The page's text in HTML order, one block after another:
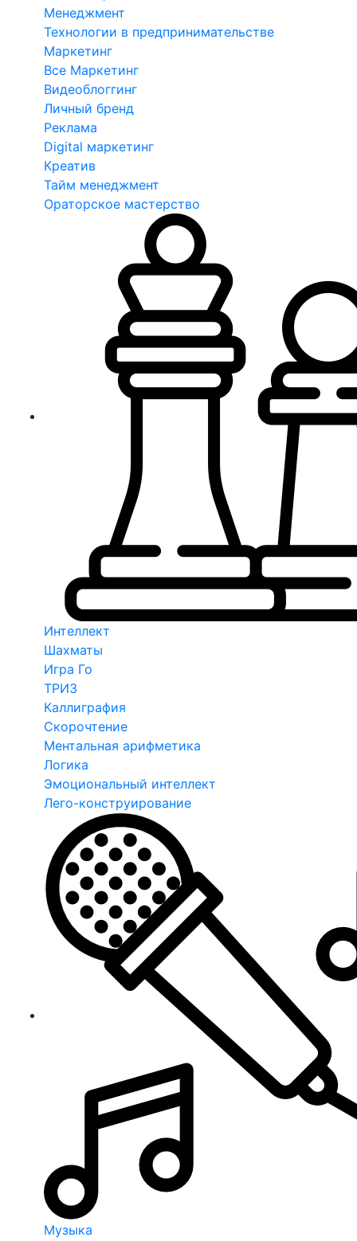
Менеджмент
Технологии в предпринимательстве
Маркетинг
Все Маркетинг
Видеоблоггинг
Личный бренд
Реклама
Digital маркетинг
Креатив
Тайм менеджмент
Ораторское мастерство
Интеллект
Шахматы
Игра Го
ТРИЗ
Каллиграфия
Скорочтение
Ментальная арифметика
Логика
Эмоциональный интеллект
Лего-конструирование
Музыка